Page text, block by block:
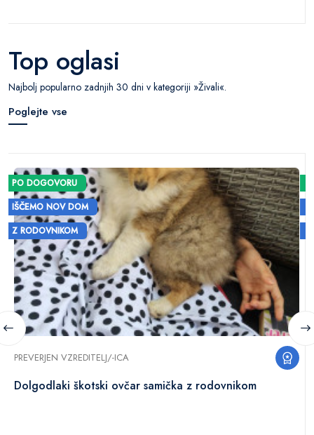
Top oglasi
Najbolj popularno zadnjih 30 dni v kategoriji »Živali«.
Poglejte vse
PO DOGOVORU
IŠČEMO NOV DOM
Z RODOVNIKOM
PREVERJEN VZREDITELJ/-ICA
Dolgodlaki škotski ovčar samička z rodovnikom